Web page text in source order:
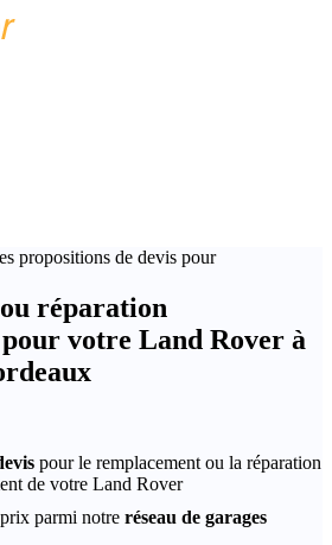
propositions de devis pour
réparation
votre Land Rover à
pour le remplacement ou la réparation
de votre Land Rover
parmi notre réseau de garages